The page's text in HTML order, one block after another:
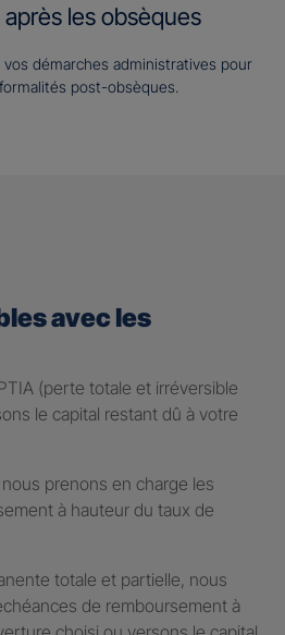
les obsèques
vos démarches administratives pour
post-obsèques.
avec les
(perte totale et irréversible
le capital restant dû à votre
nous prenons en charge les
à hauteur du taux de
totale et partielle, nous
de remboursement à